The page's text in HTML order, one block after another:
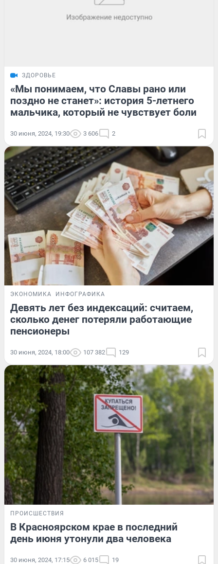
ЗДОРОВЬЕ
«Мы понимаем, что Славы рано или
поздно не станет»: история 5-летнего
мальчика, который не чувствует боли
30 июня, 2024, 19:30 3 606 2
ЭКОНОМИКА ИНФОГРАФИКА
Девять лет без индексаций: считаем,
сколько денег потеряли работающие
пенсионеры
30 июня, 2024, 18:00 107 382 129
ПРОИСШЕСТВИЯ
В Красноярском крае в последний
день июня утонули два человека
30 июня, 2024, 17:15 6 015 19